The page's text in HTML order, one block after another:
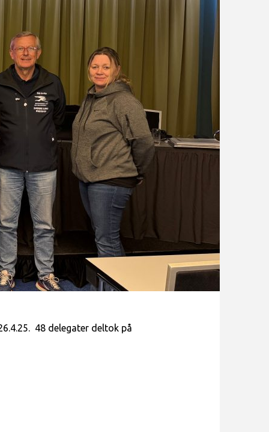
48 delegater deltok på